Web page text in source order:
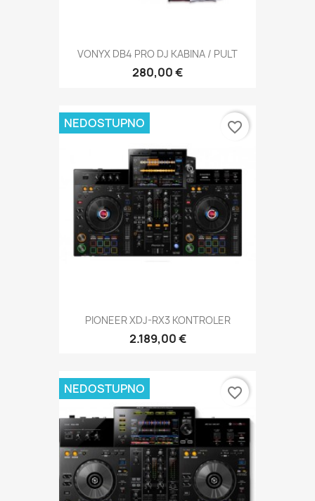
VONYX DB4 PRO DJ KABINA / PULT
280,00 €
PIONEER XDJ-RX3 KONTROLER
2.189,00 €
NEDOSTUPNO favorite_border
NEDOSTUPNO favorite_border